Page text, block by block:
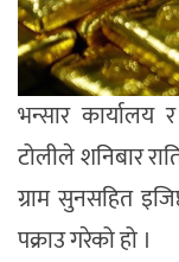
भन्सार कार्यालय
टोलीले शनिबार
ग्राम सुनसहित
पक्राउ गरेको हो ।